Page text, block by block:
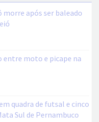
morre após ser baleado
entre moto e picape na
quadra de futsal e cinco
Sul de Pernambuco